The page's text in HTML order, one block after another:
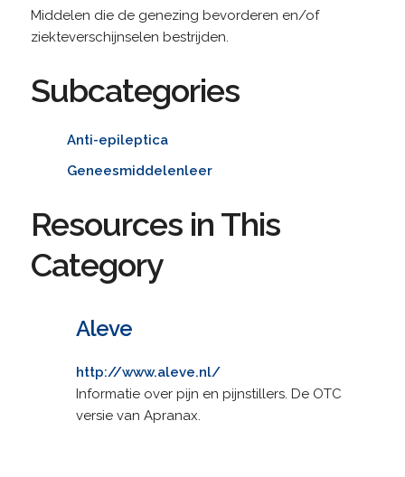
Middelen die de genezing bevorderen en/of
ziekteverschijnselen bestrijden.
Subcategories
Anti-epileptica
Geneesmiddelenleer
Resources in This
Category
Aleve
http://www.aleve.nl/
Informatie over pijn en pijnstillers. De OTC
versie van Apranax.